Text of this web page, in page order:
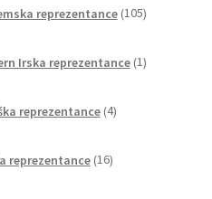
reprezentance 105izdelkov
Irska reprezentance 1izdelek
reprezentance 4izdelki
reprezentance 16izdelkov